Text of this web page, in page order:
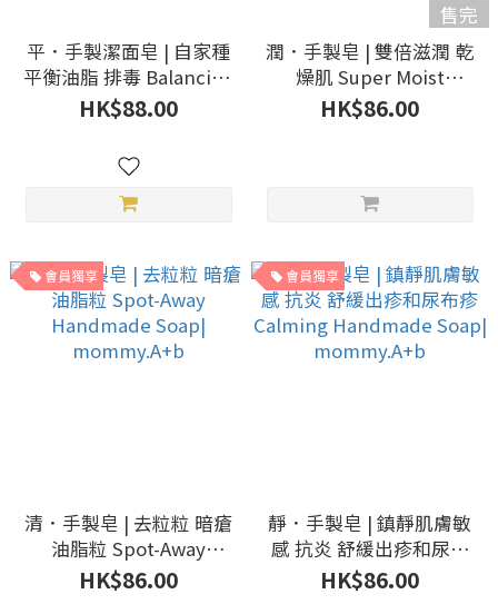
平．手製潔面皂 | 自家種
平衡油脂 排毒 Balancing
Handmade Facial Soap|
mommy.A+b
HK$88.00
售完
潤．手製皂 | 雙倍滋潤 乾
燥肌 Super Moist
Handmade Soap|
mommy.A+b
HK$86.00
會員獨享
清．手製皂 | 去粒粒 暗瘡
油脂粒 Spot-Away
Handmade Soap|
mommy.A+b
HK$86.00
會員獨享
靜．手製皂 | 鎮靜肌膚敏
感 抗炎 舒緩出疹和尿布
疹 Calming Handmade
Soap| mommy.A+b
HK$86.00